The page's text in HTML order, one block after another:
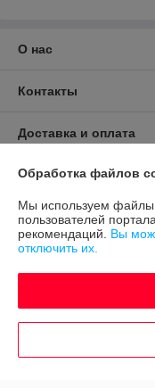
О нас
Контакты
Доставка и оплата
График работы
Полная версия сайта
Сайт создан на
Обработка файлов
Мы используем файлы
пользователей
рекомендаций. Вы
отключить их.